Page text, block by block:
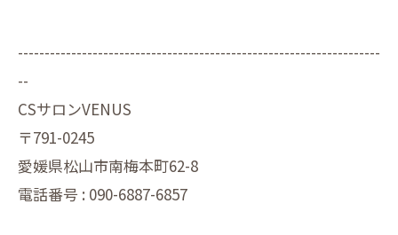
--------------------------------------------------------------------
--
CSサロンVENUS
〒791-0245
愛媛県松山市南梅本町62-8
電話番号 : 090-6887-6857